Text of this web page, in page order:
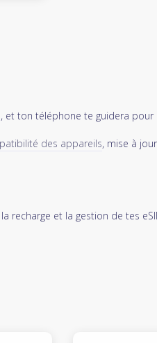
et ton téléphone te guidera pour
des appareils, mise à
recharge et la gestion de tes